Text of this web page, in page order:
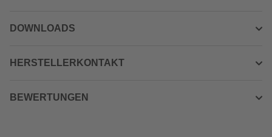
DOWNLOADS
HERSTELLERKONTAKT
BEWERTUNGEN